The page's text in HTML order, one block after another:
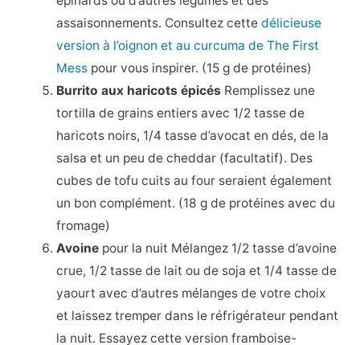
assaisonnements. Consultez cettedélicieuse
version à l’oignon et au curcuma de The First
Mess pour vous inspirer. (15 g de protéines)
Burrito aux haricots épicés Remplissez une
tortilla de grains entiers avec 1/2 tasse de
haricots noirs, 1/4 tasse d’avocat en dés, de la
salsa et un peu de cheddar (facultatif). Des
cubes de tofu cuits au four seraient également
un bon complément. (18 g de protéines avec du
fromage)
Avoine pour la nuit Mélangez 1/2 tasse d’avoine
crue, 1/2 tasse de lait ou de soja et 1/4 tasse de
yaourt avec d’autres mélanges de votre choix
et laissez tremper dans le réfrigérateur pendant
la nuit. Essayez cette version framboise-